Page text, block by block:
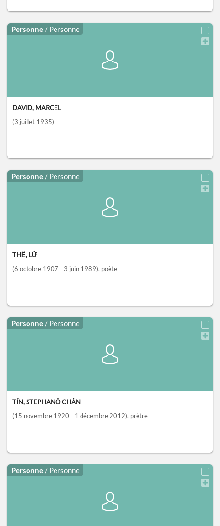
Personne / Personne
DAVID, MARCEL
(3 juillet 1935)
Personne / Personne
THẾ, LỮ
(6 octobre 1907 - 3 juin 1989), poète
Personne / Personne
TÍN, STEPHANÔ CHÂN
(15 novembre 1920 - 1 décembre 2012), prêtre
Personne / Personne